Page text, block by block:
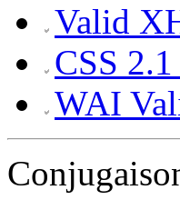
Valid
CSS
WAI